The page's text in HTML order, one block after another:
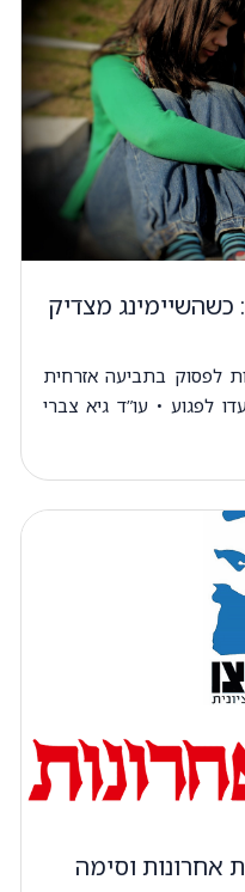
כשהשיימינג מצדיק
לפסוק בתביעה אזרחית
לפגוע • עו”ד גיא צברי
אחרונות וסימה